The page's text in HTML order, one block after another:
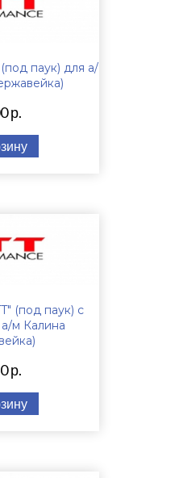
паук) для а/
р.
(под паук) с
м Калина
р.